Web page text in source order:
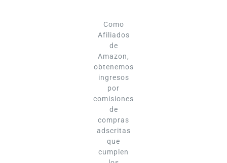
Como
Afiliados
de
Amazon,
obtenemos
ingresos
por
comisiones
de
compras
adscritas
que
cumplen